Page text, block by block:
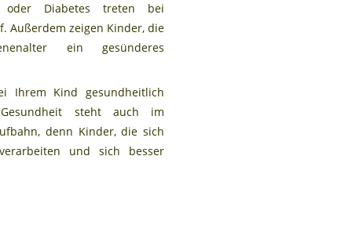
oder Diabetes treten bei
Außerdem zeigen Kinder, die
ein gesünderes
Ihrem Kind gesundheitlich
steht auch im
denn Kinder, die sich
und sich besser